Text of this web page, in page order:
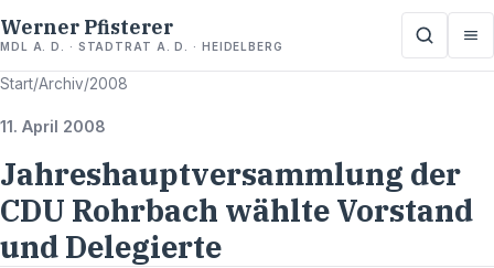
Werner Pfisterer
MDL A. D. · STADTRAT A. D. · HEIDELBERG
Start/Archiv/2008
11. April 2008
Jahreshauptversammlung der
CDU Rohrbach wählte Vorstand
und Delegierte